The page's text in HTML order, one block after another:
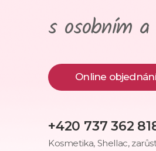
s osobním
Online
+420 737 362
Kosmetika, Shellac,